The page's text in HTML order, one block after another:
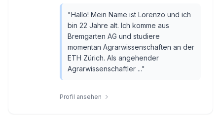
"Hallo! Mein Name ist Lorenzo und ich
bin 22 Jahre alt. Ich komme aus
Bremgarten AG und studiere
momentan Agrarwissenschaften an der
ETH Zürich. Als angehender
Agrarwissenschaftler ..."
Profil ansehen